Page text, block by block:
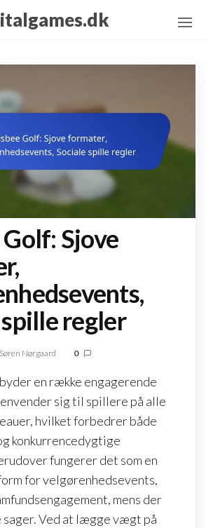
Sjove
regler
Søren Nørgaard 0
en række engagerende
sig til spillere på alle
hvilket forbedrer både
konkurrencedygtige
fungerer det som en
for velgørenhedsevents,
mens der
Ved at lægge vægt på